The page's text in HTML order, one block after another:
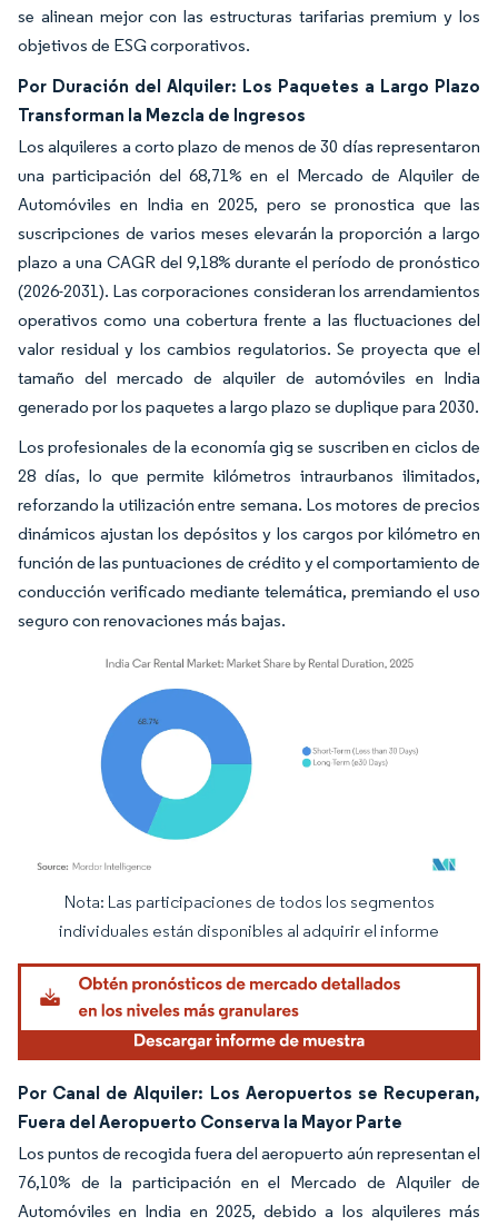
se alinean mejor con las estructuras tarifarias premium y los
objetivos de ESG corporativos.
Por Duración del Alquiler: Los Paquetes a Largo Plazo
Transforman la Mezcla de Ingresos
Los alquileres a corto plazo de menos de 30 días representaron
una participación del 68,71% en el Mercado de Alquiler de
Automóviles en India en 2025, pero se pronostica que las
suscripciones de varios meses elevarán la proporción a largo
plazo a una CAGR del 9,18% durante el período de pronóstico
(2026-2031). Las corporaciones consideran los arrendamientos
operativos como una cobertura frente a las fluctuaciones del
valor residual y los cambios regulatorios. Se proyecta que el
tamaño del mercado de alquiler de automóviles en India
generado por los paquetes a largo plazo se duplique para 2030.
Los profesionales de la economía gig se suscriben en ciclos de
28 días, lo que permite kilómetros intraurbanos ilimitados,
reforzando la utilización entre semana. Los motores de precios
dinámicos ajustan los depósitos y los cargos por kilómetro en
función de las puntuaciones de crédito y el comportamiento de
conducción verificado mediante telemática, premiando el uso
seguro con renovaciones más bajas.
Imagen © Mordor Intelligence. El uso requiere atribución según CC BY 4.0.
Nota: Las participaciones de todos los segmentos
individuales están disponibles al adquirir el informe
Por Canal de Alquiler: Los Aeropuertos se Recuperan,
Fuera del Aeropuerto Conserva la Mayor Parte
Los puntos de recogida fuera del aeropuerto aún representan el
76,10% de la participación en el Mercado de Alquiler de
Automóviles en India en 2025, debido a los alquileres más